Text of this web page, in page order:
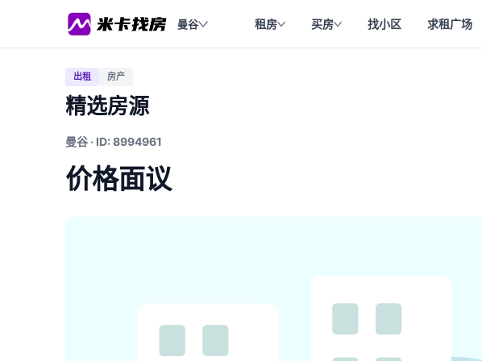
曼谷 租房 买房 找小区 求租广场
出租 房产
精选房源
曼谷 · ID: 8994961
价格面议